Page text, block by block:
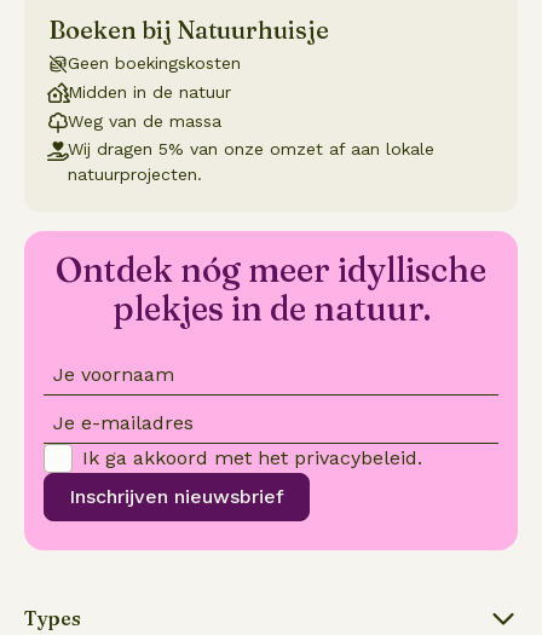
Boeken bij Natuurhuisje
Geen boekingskosten
Midden in de natuur
Weg van de massa
Wij dragen 5% van onze omzet af aan lokale
natuurprojecten.
Ontdek nóg meer idyllische
plekjes in de natuur.
Je voornaam
Je e-mailadres
Inschrijven nieuwsbrief
Ik ga akkoord met het privacybeleid.
Types